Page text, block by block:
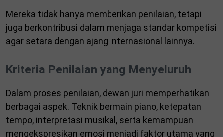
Mereka tidak hanya memberikan penilaian, tetapi
juga berkontribusi dalam menjaga standar kompetisi
agar setara dengan ajang internasional lainnya.
Kriteria Penilaian yang Menyeluruh
Dalam proses penilaian, dewan juri memperhatikan
berbagai aspek. Teknik bermain piano, ketepatan
tempo, interpretasi musikal, serta kemampuan
mengekspresikan emosi menjadi faktor utama yang